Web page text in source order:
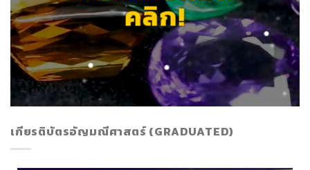
คลิก!
เกียรติบัตรอัญมณีศาสตร์ (GRADUATED)